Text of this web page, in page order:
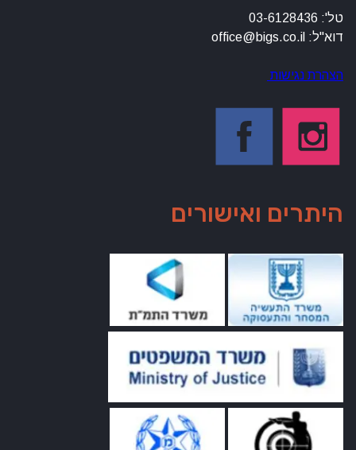
טל': 03-6128436
דוא"ל: office@bigs.co.il
הצהרת נגישות
היתרים ואישורים